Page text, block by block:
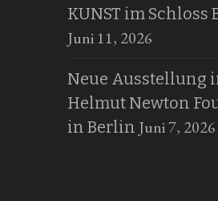
KUNST im Schloss
Juni 11, 2026
Neue Ausstellung
Helmut Newton
in Berlin Juni 7, 2026